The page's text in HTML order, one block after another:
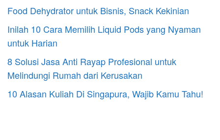
Food Dehydrator untuk Bisnis, Snack Kekinian
Inilah 10 Cara Memilih Liquid Pods yang Nyaman
untuk Harian
8 Solusi Jasa Anti Rayap Profesional untuk
Melindungi Rumah dari Kerusakan
10 Alasan Kuliah Di Singapura, Wajib Kamu Tahu!